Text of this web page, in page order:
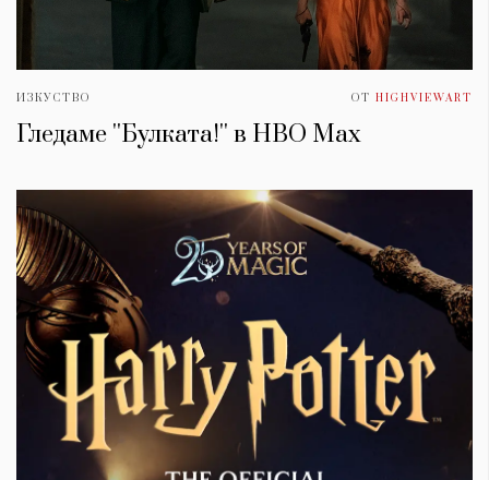
ИЗКУСТВО ОТ HIGHVIEWART
Гледаме ''Булката!'' в HBO Max